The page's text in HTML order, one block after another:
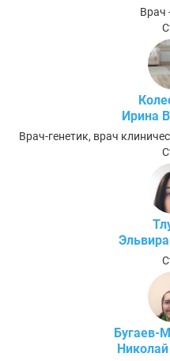
Врач
Ирина
Врач-генетик, врач
Бугаев-